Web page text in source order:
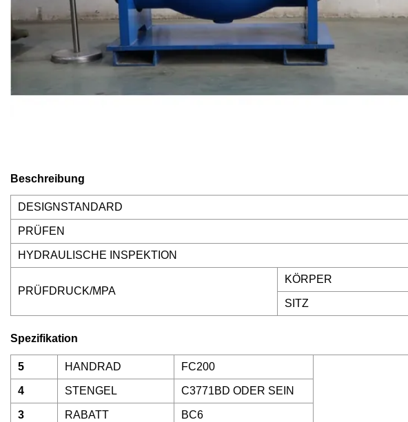
Beschreibung
DESIGNSTANDARD
PRÜFEN
HYDRAULISCHE INSPEKTION
PRÜFDRUCK/MPA
KÖRPER
SITZ
Spezifikation
5 HANDRAD FC200
4 STENGEL C3771BD ODER SEIN
3 RABATT BC6